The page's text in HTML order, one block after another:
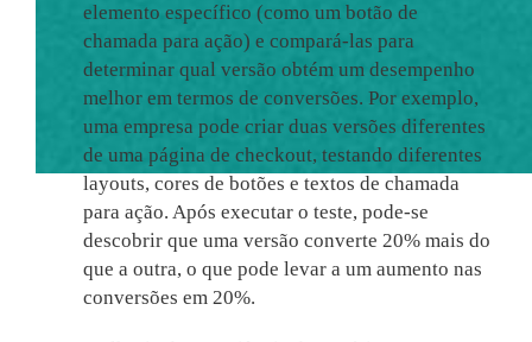
elemento específico (como um botão de
chamada para ação) e compará-las para
determinar qual versão obtém um desempenho
melhor em termos de conversões. Por exemplo,
uma empresa pode criar duas versões diferentes
de uma página de checkout, testando diferentes
layouts, cores de botões e textos de chamada
para ação. Após executar o teste, pode-se
descobrir que uma versão converte 20% mais do
que a outra, o que pode levar a um aumento nas
conversões em 20%.